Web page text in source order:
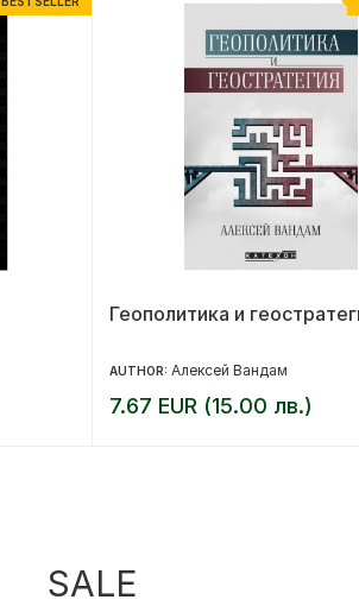
Геополитика и
AUTHOR: Алексей Вандам
7.67 EUR (15.00 лв.)
SALE